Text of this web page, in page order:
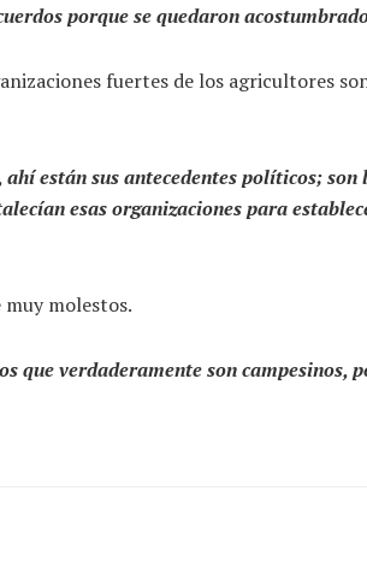
porque se quedaron
fuertes de los agricultores
están sus antecedentes políticos;
esas organizaciones para
muy molestos.
verdaderamente son campesinos,